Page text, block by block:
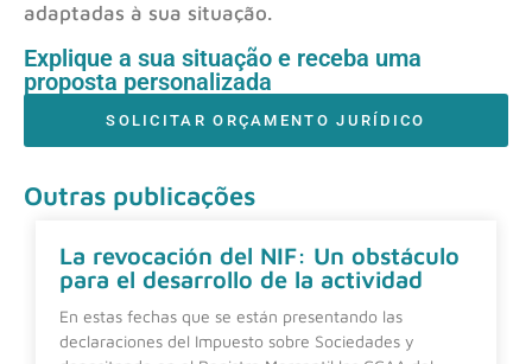
adaptadas à sua situação.
Explique a sua situação e receba uma
proposta personalizada
SOLICITAR ORÇAMENTO JURÍDICO
Outras publicações
La revocación del NIF: Un obstáculo
para el desarrollo de la actividad
En estas fechas que se están presentando las
declaraciones del Impuesto sobre Sociedades y